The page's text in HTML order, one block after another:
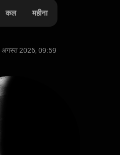
कल महीना
अगस्त 2026, 09:59